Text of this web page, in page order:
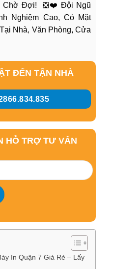
Chờ Đợi! ❎❤️ Đội Ngũ
Nghiệm Cao, Có Mặt
Nhà, Văn Phòng, Cửa
ĐẾN TẬN NHÀ
HỖ TRỢ TƯ VẤN
In Quận 7 Giá Rẻ – Lấy